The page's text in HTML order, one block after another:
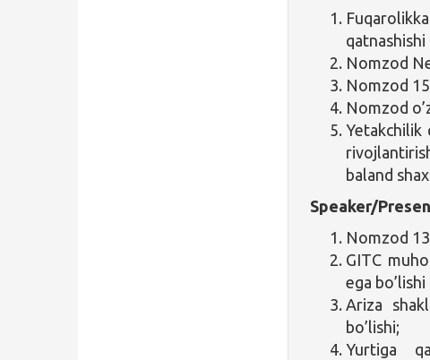
Nomzod
Nomzod
Nomzod
Yetakchilik
baland
Speaker/
Nomzod
GITC
ega
Ariza
bo’lishi;
Yurtiga